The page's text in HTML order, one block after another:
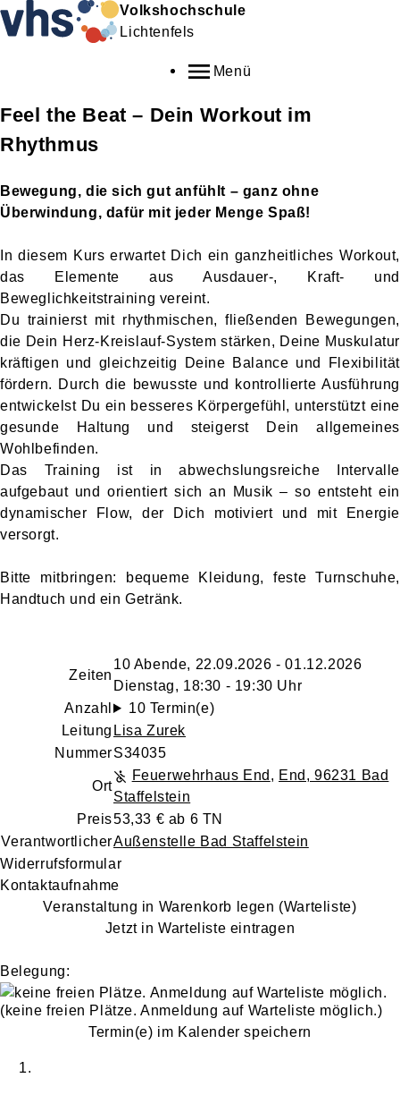
Volkshochschule
Lichtenfels
Menü
Feel the Beat – Dein Workout im
Rhythmus
Bewegung, die sich gut anfühlt – ganz ohne
Überwindung, dafür mit jeder Menge Spaß!
In diesem Kurs erwartet Dich ein ganzheitliches Workout,
das Elemente aus Ausdauer-, Kraft- und
Beweglichkeitstraining vereint.
Du trainierst mit rhythmischen, fließenden Bewegungen,
die Dein Herz-Kreislauf-System stärken, Deine Muskulatur
kräftigen und gleichzeitig Deine Balance und Flexibilität
fördern. Durch die bewusste und kontrollierte Ausführung
entwickelst Du ein besseres Körpergefühl, unterstützt eine
gesunde Haltung und steigerst Dein allgemeines
Wohlbefinden.
Das Training ist in abwechslungsreiche Intervalle
aufgebaut und orientiert sich an Musik – so entsteht ein
dynamischer Flow, der Dich motiviert und mit Energie
versorgt.
Bitte mitbringen: bequeme Kleidung, feste Turnschuhe,
Handtuch und ein Getränk.
Zeiten
10 Abende, 22.09.2026 - 01.12.2026
Dienstag, 18:30 - 19:30 Uhr
Anzahl
10 Termin(e)
Leitung Lisa Zurek
NummerS34035
Ort
Feuerwehrhaus End , End, 96231 Bad
Staffelstein
Preis53,33 € ab 6 TN
VerantwortlicherAußenstelle Bad Staffelstein
Widerrufsformular
Kontaktaufnahme
Veranstaltung in Warenkorb legen (Warteliste)
Jetzt in Warteliste eintragen
Belegung:
(keine freien Plätze. Anmeldung auf Warteliste möglich.)
Termin(e) im Kalender speichern